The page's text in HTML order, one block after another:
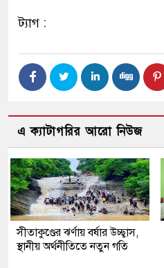
ট্যাগ :
এ ক্যাটাগরির আরো নিউজ
সীতাকুণ্ডের ঝর্ণায় বর্ষার উচ্ছ্বাস,
স্থানীয় অর্থনীতিতে নতুন গতি